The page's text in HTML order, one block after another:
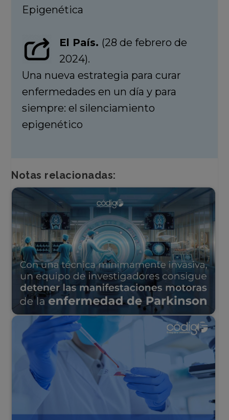
Epigenética
El País. (28 de febrero de
2024).
Una nueva estrategia para curar
enfermedades en un día y para
siempre: el silenciamiento
epigenético
Notas relacionadas: